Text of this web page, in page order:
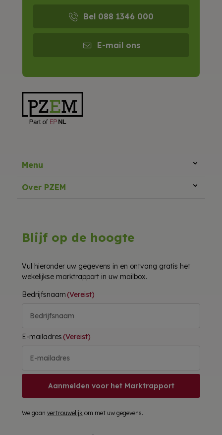
Bel 088 1346 000
E-mail ons
Menu
Over PZEM
Blijf op de hoogte
Vul hieronder uw gegevens in en ontvang gratis het
wekelijkse marktrapport in uw mailbox.
Bedrijfsnaam(Vereist)
E-mailadres(Vereist)
Aanmelden voor het Marktrapport
We gaanvertrouwelijk om met uw gegevens.